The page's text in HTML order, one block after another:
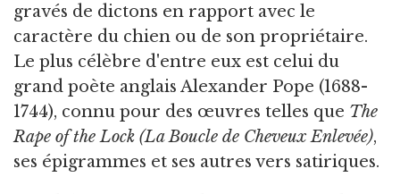
gravés de dictons en rapport avec le
caractère du chien ou de son propriétaire.
Le plus célèbre d'entre eux est celui du
grand poète anglais Alexander Pope (1688-
1744), connu pour des œuvres telles que The
Rape of the Lock (La Boucle de Cheveux Enlevée),
ses épigrammes et ses autres vers satiriques.